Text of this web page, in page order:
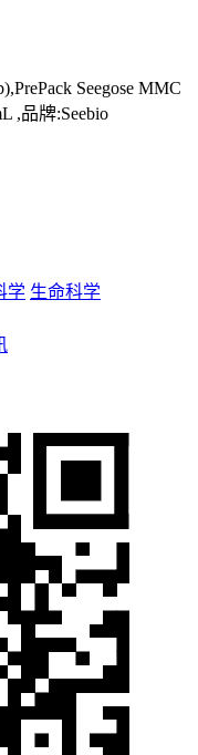
Seegose MMC
,品牌:Seebio
学 生命科学